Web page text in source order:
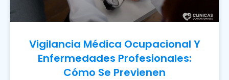
Vigilancia Médica Ocupacional Y
Enfermedades Profesionales:
Cómo Se Previenen